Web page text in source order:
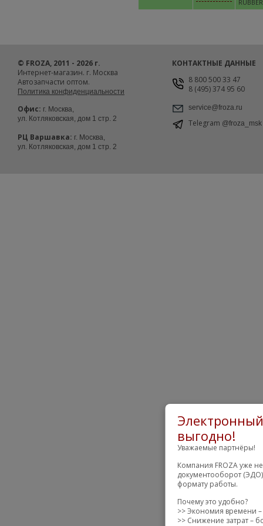
RUBBER
выгодно!
Уважаемые партнёры!
Компания FROZA уже
документооборот
формату работы.
Почему это удобно?
>> Экономия времени –
>> Снижение затрат –
© FROZA, 2011 - 2026 г.
Интернет-магазин. г. Москва
Автозапчасти оптом.
Политика конфиденциальности
Офис: г. Москва,
ул. Котляковская, дом 1 стр. 2
РЦ Варшавка: г. Москва,
ул. Котляковская, дом 1 стр. 2
КОНТАКТНЫЕ ДАННЫЕ
8 800 500 33 47
8 (495) 374 95 60
service@froza.ru
Telegram @froza_msk